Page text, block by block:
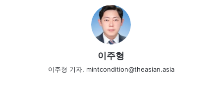
이주형
이주형 기자, mintcondition@theasian.asia